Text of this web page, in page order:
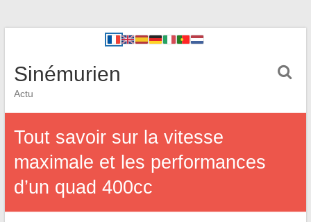
Sinémurien
Actu
Tout savoir sur la vitesse
maximale et les performances
d’un quad 400cc